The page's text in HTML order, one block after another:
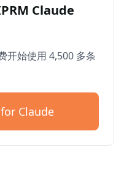
Claude
开始使用 4,500 多条
Claude